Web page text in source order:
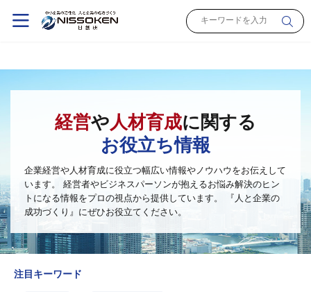
経営や人材育成に関する
お役立ち情報
企業経営や人材育成に役立つ幅広い情報やノウハウをお伝えして
います。
経営者やビジネスパーソンが抱えるお悩み解決のヒン
トになる情報をプロの視点から提供しています。
『人と企業の
成功づくり』にぜひお役立てください。
注目キーワード